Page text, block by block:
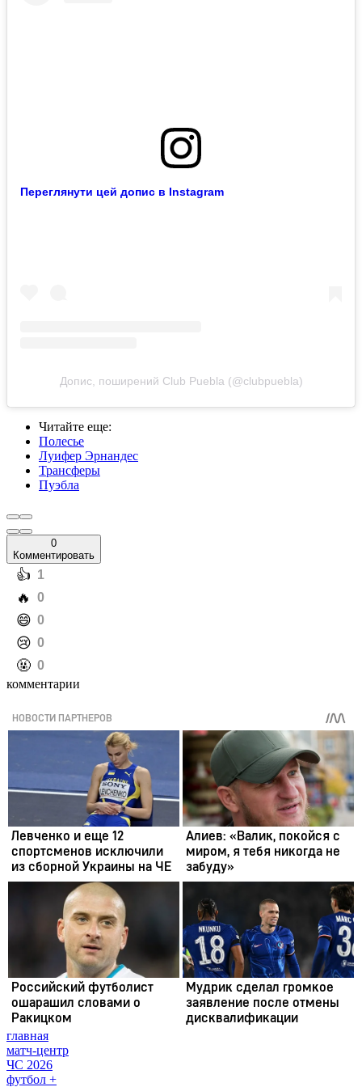
Переглянути цей допис в Instagram
Допис, поширений Club Puebla (@clubpuebla)
Читайте еще:
Полесье
Луифер Эрнандес
Трансферы
Пуэбла
0
Комментировать
️👍 1
️🔥 0
️😄 0
️😢 0
️🤬 0
комментарии
главная
матч-центр
ЧС 2026
футбол +